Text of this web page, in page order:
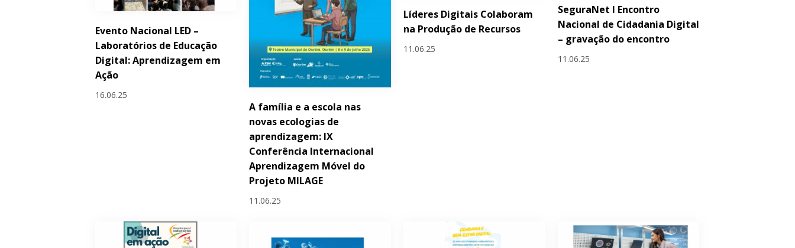
Evento Nacional LED –
Laboratórios de Educação
Digital: Aprendizagem em
Ação
16.06.25
A família e a escola nas
novas ecologias de
aprendizagem: IX
Conferência Internacional
Aprendizagem Móvel do
Projeto MILAGE
11.06.25
Líderes Digitais Colaboram
na Produção de Recursos
11.06.25
SeguraNet I Encontro
Nacional de Cidadania Digital
– gravação do encontro
11.06.25